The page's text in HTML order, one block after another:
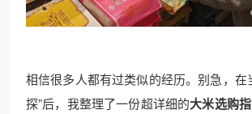
相信很多人都有过类似的经历。别急，在
探”后，我整理了一份超详细的大米选购